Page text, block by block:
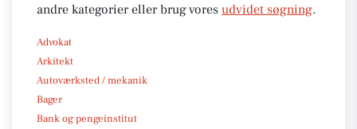
andre kategorier eller brug vores udvidet søgning.
Advokat
Arkitekt
Autoværksted / mekanik
Bager
Bank og pengeinstitut